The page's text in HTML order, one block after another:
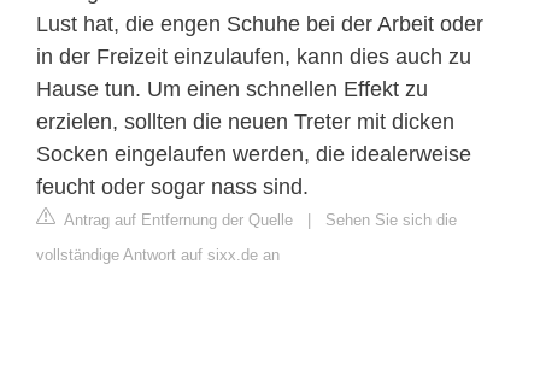
Lust hat, die engen Schuhe bei der Arbeit oder
in der Freizeit einzulaufen, kann dies auch zu
Hause tun. Um einen schnellen Effekt zu
erzielen, sollten die neuen Treter mit dicken
Socken eingelaufen werden, die idealerweise
feucht oder sogar nass sind.
Antrag auf Entfernung der Quelle | Sehen Sie sich die
vollständige Antwort auf sixx.de an